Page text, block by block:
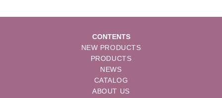
CONTENTS
NEW PRODUCTS
PRODUCTS
NEWS
CATALOG
ABOUT US